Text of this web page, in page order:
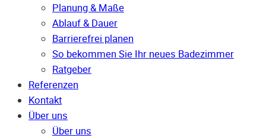
Planung & Maße
Ablauf & Dauer
Barrierefrei planen
So bekommen Sie Ihr neues Badezimmer
Ratgeber
Referenzen
Kontakt
Über uns
Über uns